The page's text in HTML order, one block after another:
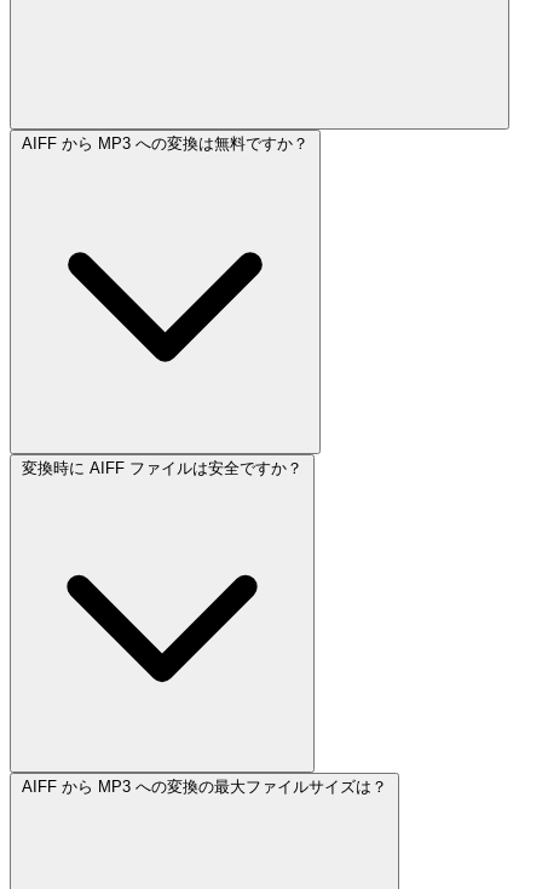
AIFF から MP3 への変換は無料ですか？
変換時に AIFF ファイルは安全ですか？
AIFF から MP3 への変換の最大ファイルサイズは？